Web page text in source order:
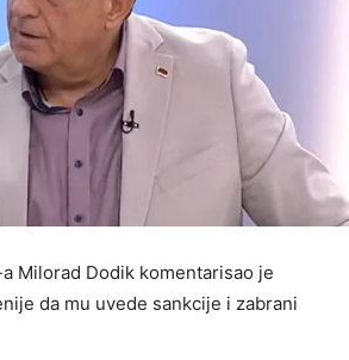
Milorad Dodik komentarisao je
da mu uvede sankcije i zabrani